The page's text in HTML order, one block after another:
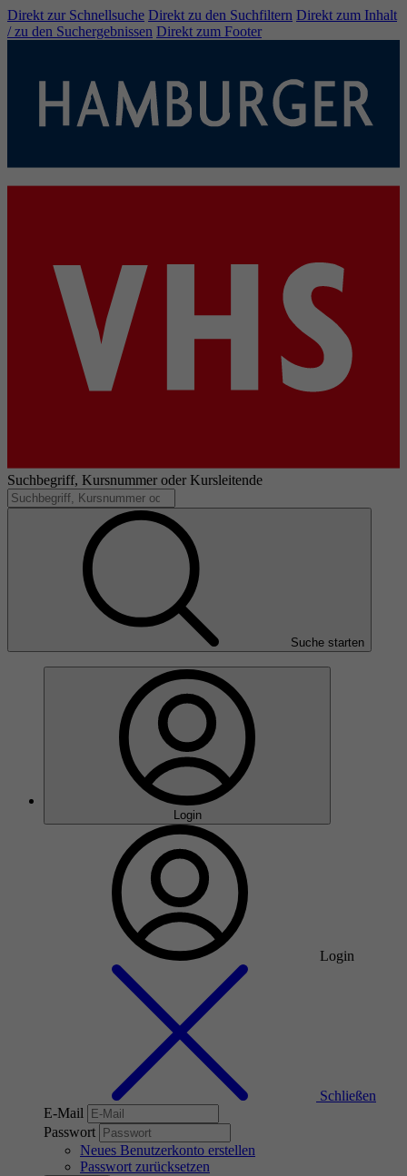
Direkt zur Schnellsuche Direkt zu den Suchfiltern Direkt zum Inhalt
/ zu den Suchergebnissen Direkt zum Footer
Suchbegriff, Kursnummer oder Kursleitende
Suche starten
Login
Login
Schließen
E-Mail
Passwort
Neues Benutzerkonto erstellen
Passwort zurücksetzen